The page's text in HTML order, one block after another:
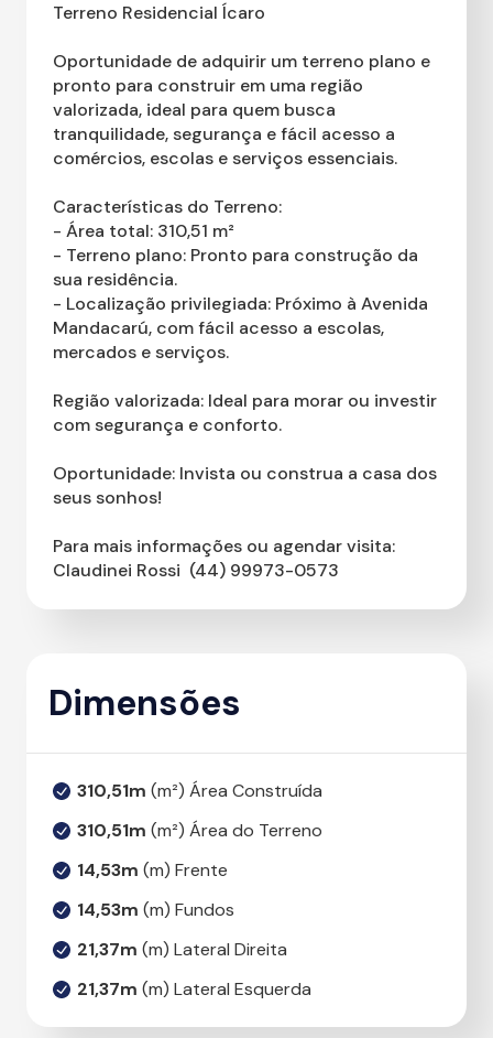
Terreno Residencial Ícaro
Oportunidade de adquirir um terreno plano e
pronto para construir em uma região
valorizada, ideal para quem busca
tranquilidade, segurança e fácil acesso a
comércios, escolas e serviços essenciais.
Características do Terreno:
- Área total: 310,51 m²
- Terreno plano: Pronto para construção da
sua residência.
- Localização privilegiada: Próximo à Avenida
Mandacarú, com fácil acesso a escolas,
mercados e serviços.
Região valorizada: Ideal para morar ou investir
com segurança e conforto.
Oportunidade: Invista ou construa a casa dos
seus sonhos!
Para mais informações ou agendar visita:
Claudinei Rossi  (44) 99973-0573
Dimensões
310,51m (m²) Área Construída
310,51m (m²) Área do Terreno
14,53m (m) Frente
14,53m (m) Fundos
21,37m (m) Lateral Direita
21,37m (m) Lateral Esquerda